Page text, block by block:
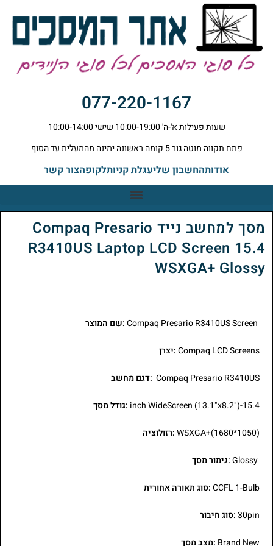
077-220-1167
שעות פעילות א'-ה' 10:00-19:00 שישי 10:00-14:00
פתח תקווה מוטה גור 5 קומה ראשונה ימינה מהמעלית עד הסוף
אודותהחשבון שליעגלת קניותלקופהצור קשר
מסך למחשב נייד Compaq Presario
R3410US Laptop LCD Screen 15.4
WSXGA+ Glossy
:שם המוצר
Compaq LCD Screens:יצרן
Compaq Presario R3410US :דגם מחשב
15.4-inch WideScreen (13.1"x8.2") :גודל מסך
WSXGA+(1680*1050):רזולוציה
Glossy:גימור מסך
CCFL 1-Bulb:סוג תאורה אחורית
30pin:סוג חיבור
Brand New :מצב מסך